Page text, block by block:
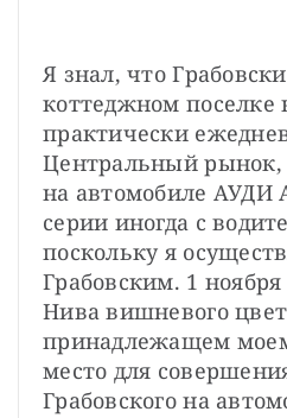
Я знал, что
коттеджном
практически
Центральный рынок,
на автомобиле АУДИ
серии иногда с
поскольку я
Грабовским. 1
Нива вишневого
принадлежащем
место для
Грабовского на